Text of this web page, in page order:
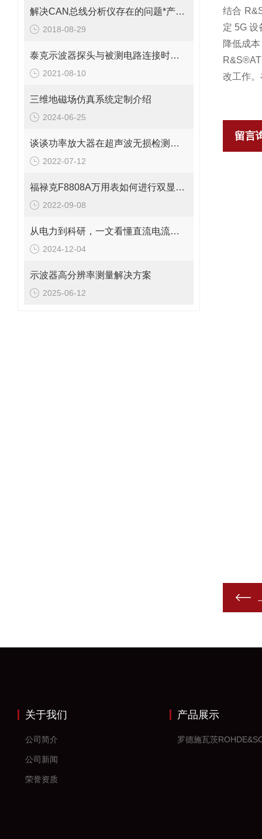
解决CAN总线分析仪存在的问题*产品性能
2018-08-29
泰克示波器探头与被测电路连接时的使用注意事项
2021-08-10
三维地磁场仿真系统定制介绍
2024-06-25
谈谈功率放大器在超声波无损检测技术中的应用
2022-07-12
福禄克F8808A万用表如何进行双显测量
2022-09-08
从电力到科研，一文看懂直流电流互感器测试仪应用
2024-12-04
示波器高分辨率测量解决方案
2025-06-12
结合
定 5G 设
降低成本
改工作
留言
关于我们
公司简介
公司新闻
荣誉资质
产品展示